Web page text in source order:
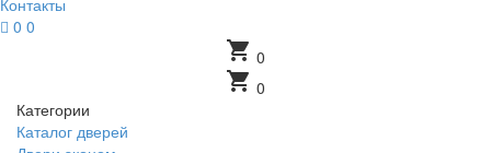
Контакты
0 0
shopping_cart 0
shopping_cart 0
Категории
Каталог дверей